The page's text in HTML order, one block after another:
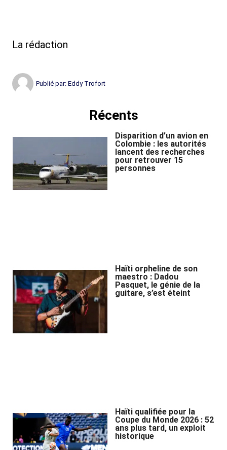
La rédaction
Publié par: Eddy Trofort
Récents
Disparition d’un avion en
Colombie : les autorités
lancent des recherches
pour retrouver 15
personnes
Haïti orpheline de son
maestro : Dadou
Pasquet, le génie de la
guitare, s’est éteint
Haïti qualifiée pour la
Coupe du Monde 2026 : 52
ans plus tard, un exploit
historique